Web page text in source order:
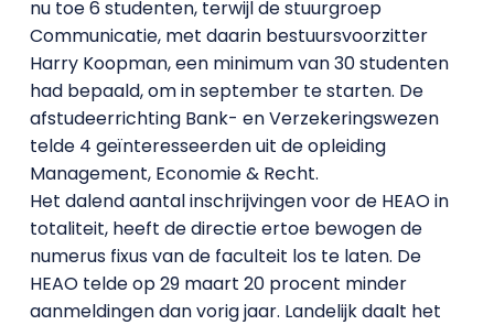
nu toe 6 studenten, terwijl de stuurgroep
Communicatie, met daarin bestuursvoorzitter
Harry Koopman, een minimum van 30 studenten
had bepaald, om in september te starten. De
afstudeerrichting Bank- en Verzekeringswezen
telde 4 geïnteresseerden uit de opleiding
Management, Economie & Recht.
Het dalend aantal inschrijvingen voor de HEAO in
totaliteit, heeft de directie ertoe bewogen de
numerus fixus van de faculteit los te laten. De
HEAO telde op 29 maart 20 procent minder
aanmeldingen dan vorig jaar. Landelijk daalt het